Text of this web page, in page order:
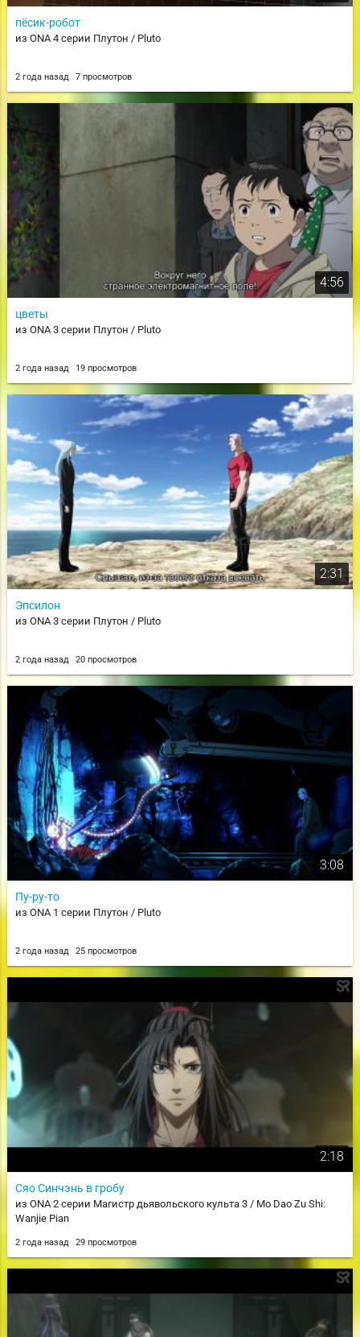
пёсик-робот
из ONA 4 серии Плутон / Pluto
2 года назад 7 просмотров
4:56
цветы
из ONA 3 серии Плутон / Pluto
2 года назад 19 просмотров
2:31
Эпсилон
из ONA 3 серии Плутон / Pluto
2 года назад 20 просмотров
3:08
Пу-ру-то
из ONA 1 серии Плутон / Pluto
2 года назад 25 просмотров
2:18
Сяо Синчэнь в гробу
из ONA 2 серии Магистр дьявольского культа 3 / Mo Dao Zu Shi:
Wanjie Pian
2 года назад 29 просмотров